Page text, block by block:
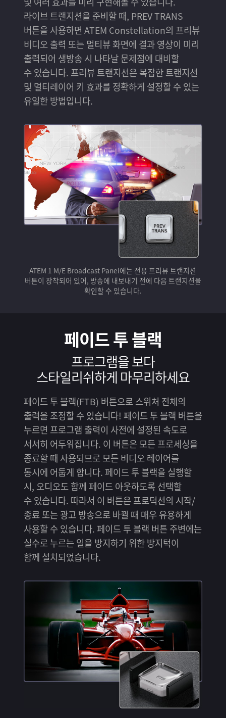
라이브 트랜지션을 준비할 때, PREV TRANS
버튼을 사용하면 ATEM Constellation의 프리뷰
비디오 출력 또는 멀티뷰 화면에 결과 영상이 미리
출력되어 생방송 시 나타날 문제점에 대비할
수 있습니다. 프리뷰 트랜지션은 복잡한 트랜지션
및 멀티레이어 키 효과를 정확하게 설정할 수 있는
유일한 방법입니다.
ATEM 1 M/E Broadcast Panel에는 전용 프리뷰 트랜지션
버튼이 장착되어 있어, 방송에 내보내기 전에 다음 트랜지션을
확인할 수 있습니다.
페이드 투 블랙
프로그램을 보다
스타일리쉬하게 마무리하세요
페이드 투 블랙(FTB) 버튼으로 스위처 전체의
출력을 조정할 수 있습니다! 페이드 투 블랙 버튼을
누르면 프로그램 출력이 사전에 설정된 속도로
서서히 어두워집니다. 이 버튼은 모든 프로세싱을
종료할 때 사용되므로 모든 비디오 레이어를
동시에 어둡게 합니다. 페이드 투 블랙을 실행할
시, 오디오도 함께 페이드 아웃하도록 선택할
수 있습니다. 따라서 이 버튼은 프로덕션의 시작/
종료 또는 광고 방송으로 바뀔 때 매우 유용하게
사용할 수 있습니다. 페이드 투 블랙 버튼 주변에는
실수로 누르는 일을 방지하기 위한 방지턱이
함께 설치되었습니다.